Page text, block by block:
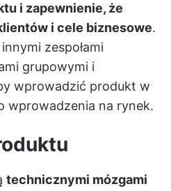
i zapewnienie, że
i cele biznesowe.
zespołami
grupowymi i
wprowadzić produkt w
wprowadzenia na rynek.
technicznymi mózgami